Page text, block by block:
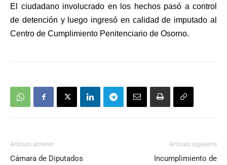
audio
El ciudadano involucrado en los hechos pasó a control
de detención y luego ingresó en calidad de imputado al
Centro de Cumplimiento Penitenciario de Osorno.
Artículo anterior
Cámara de Diputados
Artículo siguiente
Incumplimiento de